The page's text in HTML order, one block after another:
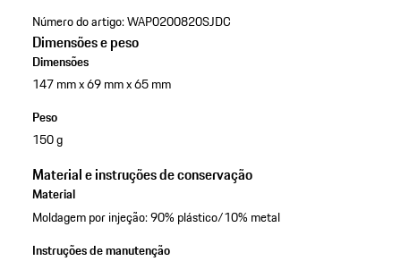
Número do artigo:WAP0200820SJDC
Dimensões e peso
Dimensões
147 mm x 69 mm x 65 mm
Peso
150 g
Material e instruções de conservação
Material
Moldagem por injeção: 90% plástico/10% metal
Instruções de manutenção